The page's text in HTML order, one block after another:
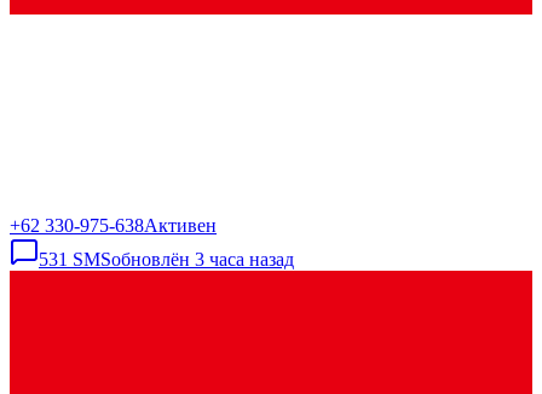
+62 330-975-638Активен
531 SMSобновлён 3 часа назад